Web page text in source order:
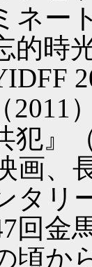
ネー
的時
2011
犯
画、
タリ
回
頃か